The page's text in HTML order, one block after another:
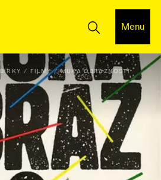
Menu
FILMY MUKA OBRAZNOSTI